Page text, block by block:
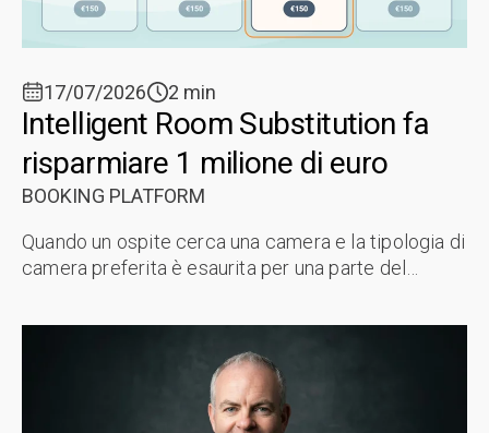
17/07/2026 2 min
Intelligent Room Substitution fa
risparmiare 1 milione di euro
BOOKING PLATFORM
Quando un ospite cerca una camera e la tipologia di
camera preferita è esaurita per una parte del
(IRS) di Bookassist nella ...